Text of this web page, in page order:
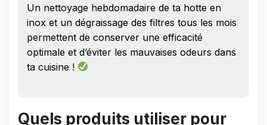
Un nettoyage hebdomadaire de ta hotte en
inox et un dégraissage des filtres tous les mois
permettent de conserver une efficacité
optimale et d’éviter les mauvaises odeurs dans
ta cuisine !
Quels produits utiliser pour